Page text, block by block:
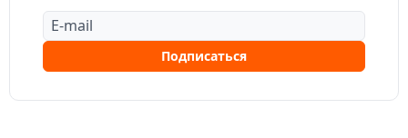
Подписаться